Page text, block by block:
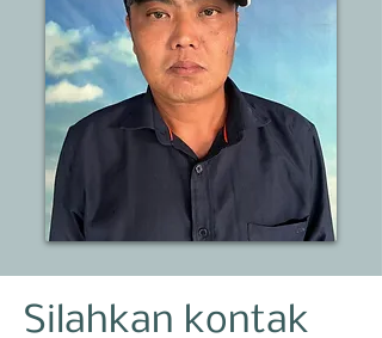
Silahkan kontak